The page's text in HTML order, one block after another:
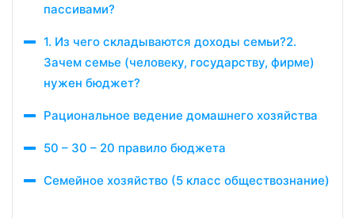
пассивами?
1. Из чего складываются доходы семьи?2.
Зачем семье (человеку, государству, фирме)
нужен бюджет?
Рациональное ведение домашнего хозяйства
50 – 30 – 20 правило бюджета
Семейное хозяйство (5 класс обществознание)